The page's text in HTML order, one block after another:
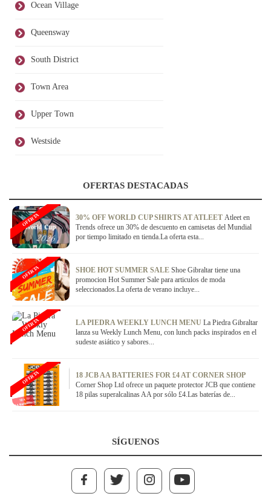
Ocean Village
Queensway
South District
Town Area
Upper Town
Westside
OFERTAS DESTACADAS
30% OFF WORLD CUP SHIRTS AT ATLEET Atleet en
Trends ofrece un 30% de descuento en camisetas del Mundial
por tiempo limitado en tienda.La oferta esta...
OFERTA
SHOE HOT SUMMER SALE Shoe Gibraltar tiene una
promocion Hot Summer Sale para articulos de moda
seleccionados.La oferta de verano incluye...
OFERTA
LA PIEDRA WEEKLY LUNCH MENU La Piedra Gibraltar
lanza su Weekly Lunch Menu, con lunch packs inspirados en el
sudeste asiático y sabores...
OFERTA
18 JCB AA BATTERIES FOR £4 AT CORNER SHOP
Corner Shop Ltd ofrece un paquete protector JCB que contiene
18 pilas superalcalinas AA por sólo £4.Las baterías de...
OFERTA
SÍGUENOS